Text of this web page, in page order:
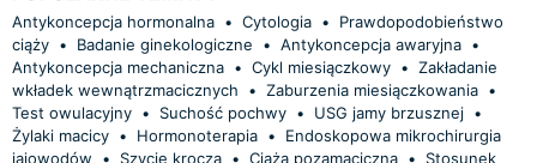
Antykoncepcja hormonalna • Cytologia •
Prawdopodobieństwo
ciąży • Badanie ginekologiczne • Antykoncepcja awaryjna •
Antykoncepcja mechaniczna • Cykl miesiączkowy • Zakładanie
wkładek wewnątrzmacicznych
• Zaburzenia miesiączkowania •
Test owulacyjny • Suchość pochwy • USG jamy brzusznej •
Żylaki macicy • Hormonoterapia •
Endoskopowa mikrochirurgia
jajowodów
• Szycie krocza • Ciąża pozamaciczna •
Stosunek